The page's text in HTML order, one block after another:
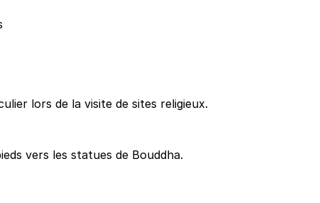
lors de la visite de sites religieux.
vers les statues de Bouddha.